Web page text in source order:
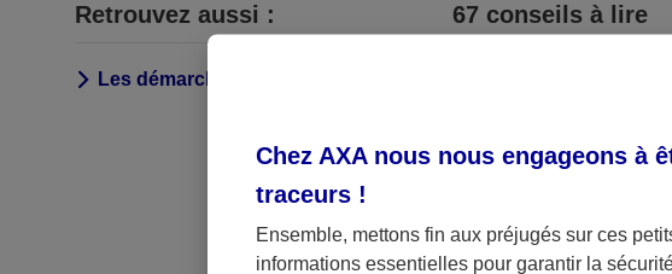
Retrouvez aussi :
Les démarches ent - autre
67conseils à lire
Chez AXA nous nous engageons à
traceurs !
Ensemble, mettons fin aux préjugés sur ces
informations essentielles pour garantir la